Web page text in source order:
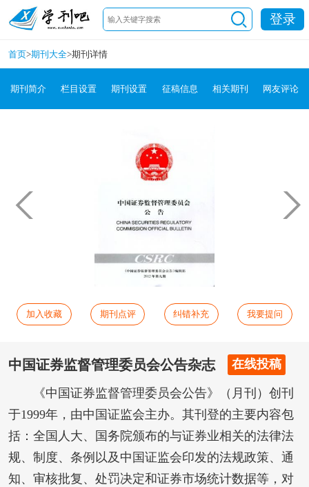
登录
首页>期刊大全>期刊详情
期刊简介 栏目设置 期刊设置 征稿信息 相关期刊 网友评论
加入收藏 期刊点评 纠错补充 我要提问
中国证券监督管理委员会公告杂志 在线投稿
《中国证券监督管理委员会公告》（月刊）创刊
于1999年，由中国证监会主办。其刊登的主要内容包
括：全国人大、国务院颁布的与证券业相关的法律法
规、制度、条例以及中国证监会印发的法规政策、通
知、审核批复、处罚决定和证券市场统计数据等，对